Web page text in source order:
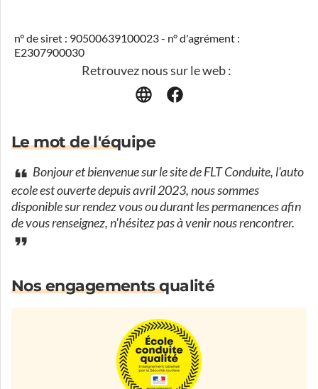
n° de siret : 90500639100023 - n° d'agrément :
E2307900030
Retrouvez nous sur le web :
Le mot de l'équipe
Bonjour et bienvenue sur le site de FLT Conduite, l'auto
ecole est ouverte depuis avril 2023, nous sommes
disponible sur rendez vous ou durant les permanences afin
de vous renseignez, n'hésitez pas à venir nous rencontrer.
Nos engagements qualité